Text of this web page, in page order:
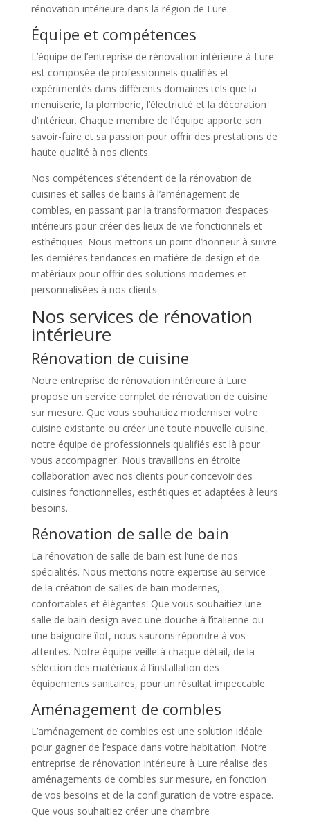
rénovation intérieure dans la région de Lure.
Équipe et compétences
L’équipe de l’entreprise de rénovation intérieure à Lure
est composée de professionnels qualifiés et
expérimentés dans différents domaines tels que la
menuiserie, la plomberie, l’électricité et la décoration
d’intérieur. Chaque membre de l’équipe apporte son
savoir-faire et sa passion pour offrir des prestations de
haute qualité à nos clients.
Nos compétences s’étendent de la rénovation de
cuisines et salles de bains à l’aménagement de
combles, en passant par la transformation d’espaces
intérieurs pour créer des lieux de vie fonctionnels et
esthétiques. Nous mettons un point d’honneur à suivre
les dernières tendances en matière de design et de
matériaux pour offrir des solutions modernes et
personnalisées à nos clients.
Nos services de rénovation
intérieure
Rénovation de cuisine
Notre entreprise de rénovation intérieure à Lure
propose un service complet de rénovation de cuisine
sur mesure. Que vous souhaitiez moderniser votre
cuisine existante ou créer une toute nouvelle cuisine,
notre équipe de professionnels qualifiés est là pour
vous accompagner. Nous travaillons en étroite
collaboration avec nos clients pour concevoir des
cuisines fonctionnelles, esthétiques et adaptées à leurs
besoins.
Rénovation de salle de bain
La rénovation de salle de bain est l’une de nos
spécialités. Nous mettons notre expertise au service
de la création de salles de bain modernes,
confortables et élégantes. Que vous souhaitiez une
salle de bain design avec une douche à l’italienne ou
une baignoire îlot, nous saurons répondre à vos
attentes. Notre équipe veille à chaque détail, de la
sélection des matériaux à l’installation des
équipements sanitaires, pour un résultat impeccable.
Aménagement de combles
L’aménagement de combles est une solution idéale
pour gagner de l’espace dans votre habitation. Notre
entreprise de rénovation intérieure à Lure réalise des
aménagements de combles sur mesure, en fonction
de vos besoins et de la configuration de votre espace.
Que vous souhaitiez créer une chambre